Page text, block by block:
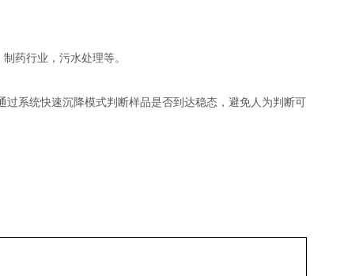
药行业，污水处理等。
过系统快速沉降模式判断样品是否到达稳态，避免人为判断可